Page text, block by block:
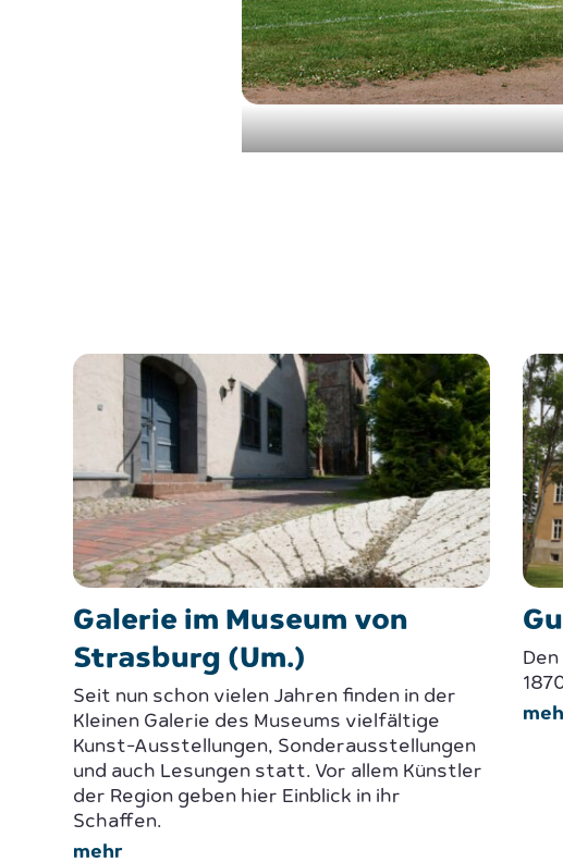
Galerie im Museum von
Strasburg (Um.)
Seit nun schon vielen Jahren finden in der
Kleinen Galerie des Museums vielfältige
Kunst-Ausstellungen, Sonderausstellungen
und auch Lesungen statt. Vor allem Künstler
der Region geben hier Einblick in ihr
Schaffen.
mehr